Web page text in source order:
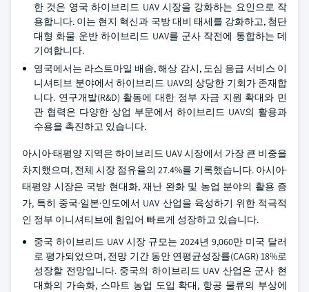
한 것은 영국 하이브리드 UAV 시장을 강화하는 요인으로 작
용합니다. 이는 현지 혁신과 국방 대비 태세를 강화하고, 첨단
대형 화물 운반 하이브리드 UAV를 군사 작전에 통합하는 데
기여합니다.
영국에서는 라스트마일 배송, 해상 감시, 도심 응급 서비스 이
니셔티브 분야에서 하이브리드 UAV의 상당한 기회가 존재합
니다. 연구개발(R&D) 활동에 대한 정부 자금 지원 확대와 민
관 협력은 다양한 상업 부문에서 하이브리드 UAV의 활용과
수용을 촉진하고 있습니다.
아시아·태평양 지역은 하이브리드 UAV 시장에서 가장 큰 비중을
차지했으며, 전체 시장 점유율의 27.4%를 기록했습니다. 아시아·
태평양 시장은 국방 현대화, 재난 완화 및 농업 분야의 활용 증
가, 특히 중국·일본·인도에서 UAV 산업을 육성하기 위한 적극적
인 정부 이니셔티브에 힘입어 빠르게 성장하고 있습니다.
중국 하이브리드 UAV 시장 규모는 2024년 9,060만 미국 달러
로 평가되었으며, 전망 기간 동안 연평균성장률(CAGR) 18%로
성장할 전망입니다. 중국의 하이브리드 UAV 산업은 군사 현
대화의 가속화, 스마트 농업 도입 확대, 항공 물류의 부상에